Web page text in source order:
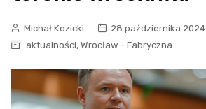
Michał Kozicki
28 października 2024
aktualności, Wrocław - Fabryczna